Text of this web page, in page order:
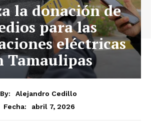
la donación de
para las
eléctricas
Tamaulipas
By:
Alejandro Cedillo
Fecha:
abril 7, 2026